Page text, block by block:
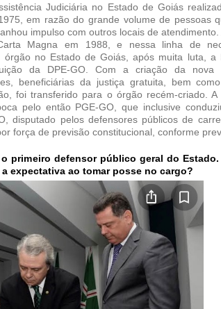
Judiciária no Estado de Goiás
em razão do grande volume de pessoas
impulso com outros locais de atendimento.
Magna em 1988, e nessa linha de
órgão no Estado de Goiás, após muita luta, a
da DPE-GO. Com a criação da nova
beneficiárias da justiça gratuita, bem
foi transferido para o órgão recém-criado.
pelo então PGE-GO, que inclusive
disputado pelos defensores públicos de
força de previsão constitucional, conforme
primeiro defensor público geral do
expectativa ao tomar posse no cargo?